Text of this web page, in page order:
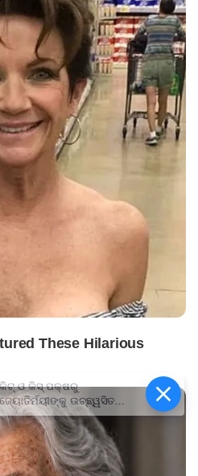
କିଟ୍‍ ଓ କିସ୍‍ ପକ୍ଷରୁ
ଜ୍ୟୋତିର୍ମୟୀଙ୍କୁ ଉଚ୍ଛ୍ୱସିତ
ସମ୍ବର୍ଦ୍ଧନା; ୫ଲକ୍ଷ ଟଙ୍କାର
ପ୍ରୋତ୍ସାହନ ରାଶି ପ୍ରଦାନ